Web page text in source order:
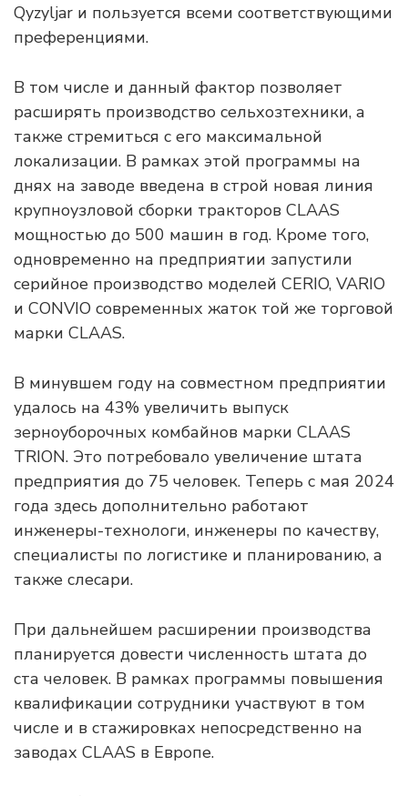
Qyzyljar и пользуется всеми соответствующими
преференциями.
В том числе и данный фактор позволяет
расширять производство сельхозтехники, а
также стремиться с его максимальной
локализации. В рамках этой программы на
днях на заводе введена в строй новая линия
крупноузловой сборки тракторов CLAAS
мощностью до 500 машин в год. Кроме того,
одновременно на предприятии запустили
серийное производство моделей CERIO, VARIO
и CONVIO современных жаток той же торговой
марки CLAAS.
В минувшем году на совместном предприятии
удалось на 43% увеличить выпуск
зерноуборочных комбайнов марки CLAAS
TRION. Это потребовало увеличение штата
предприятия до 75 человек. Теперь с мая 2024
года здесь дополнительно работают
инженеры-технологи, инженеры по качеству,
специалисты по логистике и планированию, а
также слесари.
При дальнейшем расширении производства
планируется довести численность штата до
ста человек. В рамках программы повышения
квалификации сотрудники участвуют в том
числе и в стажировках непосредственно на
заводах CLAAS в Европе.